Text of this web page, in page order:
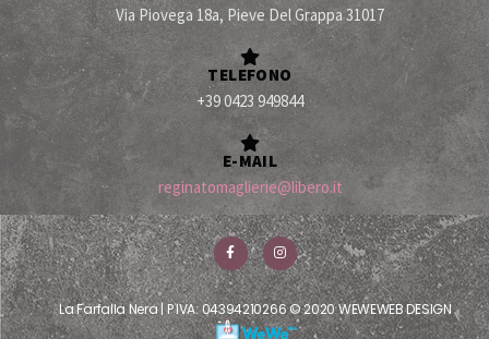
Via Piovega 18a, Pieve Del Grappa 31017
TELEFONO
+39 0423 949844
E-MAIL
reginatomaglierie@libero.it
La Farfalla Nera | P IVA: 04394210266 © 2020 WEWEWEB DESIGN